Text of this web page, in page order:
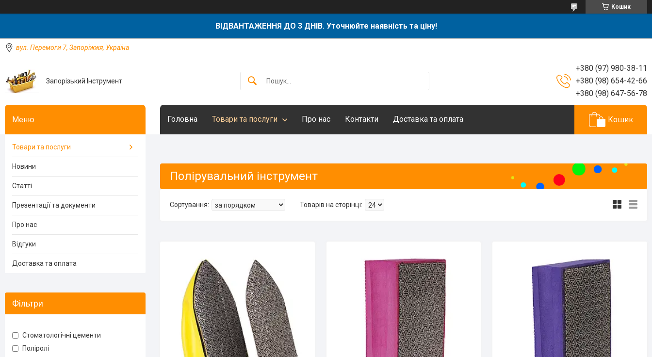
Кошик
ВІДВАНТАЖЕННЯ ДО 3 ДНІВ. Уточнюйте наявність та ціну!
вул. Перемоги 7, Запоріжжя, Україна
Запорізький Інструмент
+380 (97) 980-38-11
+380 (98) 654-42-66
+380 (98) 647-56-78
Головна Товари та послуги Про нас Контакти Доставка та оплата Кошик
Полірувальний інструмент
Товари та послуги
Новини
Статті
Презентації та документи
Про нас
Відгуки
Доставка та оплата
Фільтри
Стоматологічні цементи
Поліролі